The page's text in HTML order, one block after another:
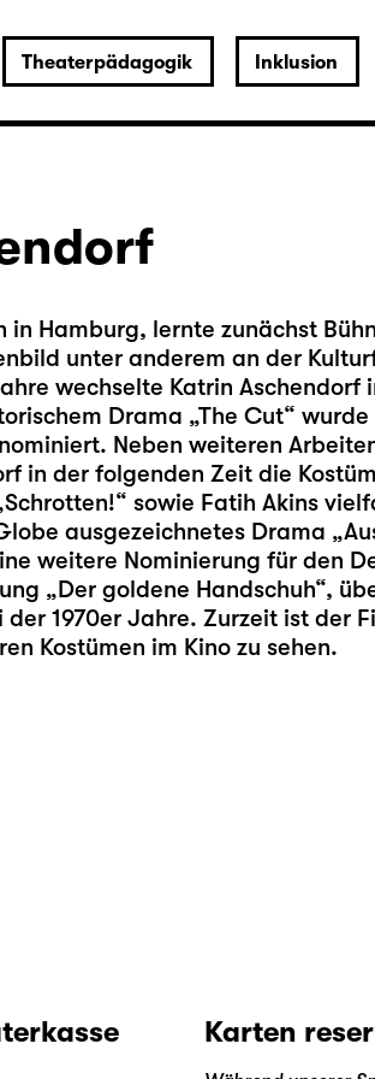
Theaterpädagogik Inklusion
in Hamburg, lernte zunächst
unter anderem an der
wechselte Katrin Aschendorf
Drama „The Cut“
Neben weiteren
in der folgenden Zeit die
sowie Fatih Akins
ausgezeichnetes Drama
weitere Nominierung für den
„Der goldene Handschuh“,
der 1970er Jahre. Zurzeit ist der
Kostümen im Kino zu sehen.
Karten